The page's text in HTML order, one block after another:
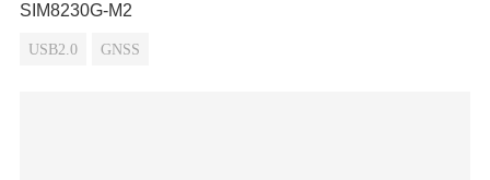
SIM8230G-M2
USB2.0 GNSS